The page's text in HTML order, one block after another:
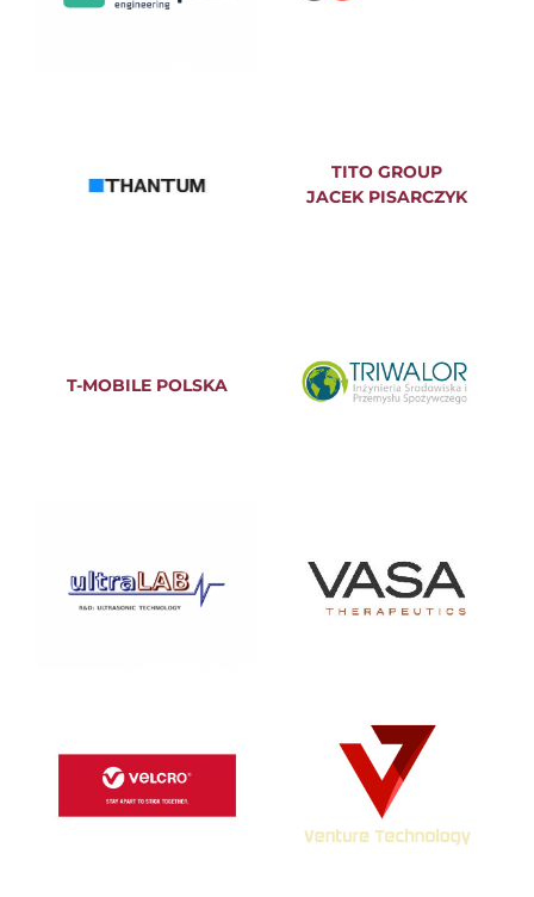
TITO GROUP
JACEK PISARCZYK
T-MOBILE POLSKA